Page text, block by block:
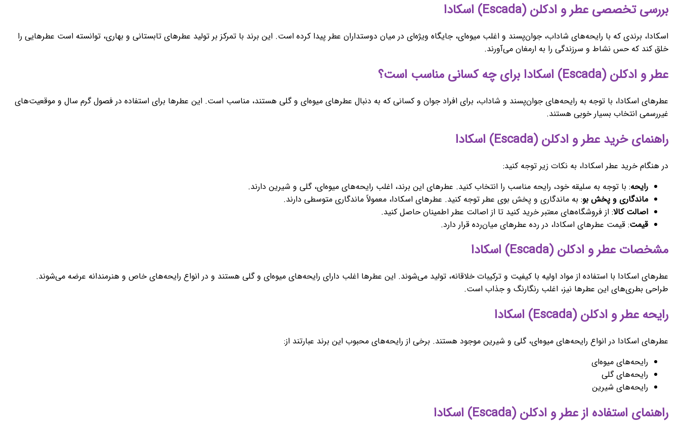
بررسی تخصصی عطر و ادکلن (Escada) اسکادا
اسکادا، برندی که با رایحه‌های شاداب، جوان‌پسند و اغلب میوه‌ای، جایگاه ویژه‌ای در میان دوستداران عطر پیدا کرده است. این برند با تمرکز بر تولید عطرهای تابستانی و بهاری، توانسته است عطرهایی را
خلق کند که حس نشاط و سرزندگی را به ارمغان می‌آورند.
عطر و ادکلن (Escada) اسکادا برای چه کسانی مناسب است؟
عطرهای اسکادا، با توجه به رایحه‌های جوان‌پسند و شاداب، برای افراد جوان و کسانی که به دنبال عطرهای میوه‌ای و گلی هستند، مناسب است. این عطرها برای استفاده در فصول گرم سال و موقعیت‌های
غیررسمی انتخاب بسیار خوبی هستند.
راهنمای خرید عطر و ادکلن (Escada) اسکادا
در هنگام خرید عطر اسکادا، به نکات زیر توجه کنید:
رایحه: با توجه به سلیقه خود، رایحه مناسب را انتخاب کنید. عطرهای این برند، اغلب رایحه‌های میوه‌ای، گلی و شیرین دارند.
ماندگاری و پخش بو: به ماندگاری و پخش بوی عطر توجه کنید. عطرهای اسکادا، معمولاً ماندگاری متوسطی دارند.
اصالت کالا: از فروشگاه‌های معتبر خرید کنید تا از اصالت عطر اطمینان حاصل کنید.
قیمت: قیمت عطرهای اسکادا، در رده عطرهای میان‌رده قرار دارد.
مشخصات عطر و ادکلن (Escada) اسکادا
عطرهای اسکادا با استفاده از مواد اولیه با کیفیت و ترکیبات خلاقانه، تولید می‌شوند. این عطرها اغلب دارای رایحه‌های میوه‌ای و گلی هستند و در انواع رایحه‌های خاص و هنرمندانه عرضه می‌شوند.
طراحی بطری‌های این عطرها نیز، اغلب رنگارنگ و جذاب است.
رایحه عطر و ادکلن (Escada) اسکادا
عطرهای اسکادا در انواع رایحه‌های میوه‌ای، گلی و شیرین موجود هستند. برخی از رایحه‌های محبوب این برند عبارتند از:
رایحه‌های میوه‌ای
رایحه‌های گلی
رایحه‌های شیرین
راهنمای استفاده از عطر و ادکلن (Escada) اسکادا